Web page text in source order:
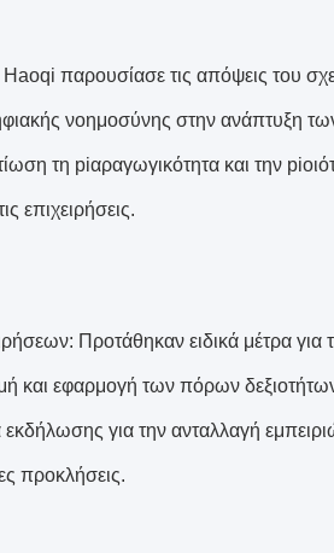
παρουσίασε τις απόψεις του
νοημοσύνης στην ανάπτυξη
τη piαραγωγικότητα και την
επιχειρήσεις.
Προτάθηκαν ειδικά μέτρα για
και εφαρμογή των πόρων
για την ανταλλαγή
προκλήσεις.